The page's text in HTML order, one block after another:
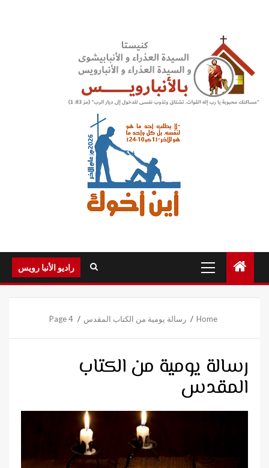
Menu
راديو الأنبا رويس
Home رسالة يومية من الكتاب المقدس Page 4
رسالة يومية من الكتاب
المقدس